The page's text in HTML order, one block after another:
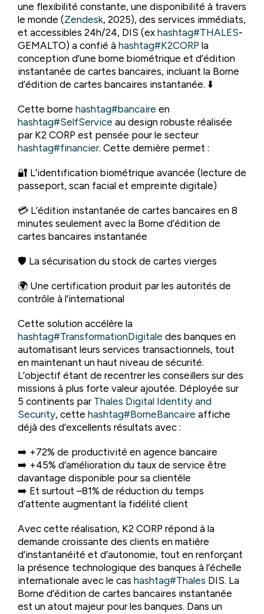
une flexibilité constante, une disponibilité à travers
le monde (Zendesk, 2025), des services immédiats,
et accessibles 24h/24, DIS (ex hashtag#THALES-
GEMALTO) a confié à hashtag#K2CORP la
conception d’une borne biométrique et d’édition
instantanée de cartes bancaires, incluant la Borne
d’édition de cartes bancaires instantanée. ⬇️
Cette borne hashtag#bancaire en
hashtag#SelfService au design robuste réalisée
par K2 CORP est pensée pour le secteur
hashtag#financier. Cette dernière permet :
🔐 L’identification biométrique avancée (lecture de
passeport, scan facial et empreinte digitale)
💳 L’édition instantanée de cartes bancaires en 8
minutes seulement avec la Borne d’édition de
cartes bancaires instantanée
🛡️ La sécurisation du stock de cartes vierges
🌍 Une certification produit par les autorités de
contrôle à l’international
Cette solution accélère la
hashtag#TransformationDigitale des banques en
automatisant leurs services transactionnels, tout
en maintenant un haut niveau de sécurité.
L’objectif étant de recentrer les conseillers sur des
missions à plus forte valeur ajoutée. Déployée sur
5 continents par Thales Digital Identity and
Security, cette hashtag#BorneBancaire affiche
déjà des d’excellents résultats avec :
➡️ +72% de productivité en agence bancaire
➡️ +45% d’amélioration du taux de service être
davantage disponible pour sa clientèle
➡️ Et surtout –81% de réduction du temps
d’attente augmentant la fidélité client
Avec cette réalisation, K2 CORP répond à la
demande croissante des clients en matière
d’instantanéité et d’autonomie, tout en renforçant
la présence technologique des banques à l’échelle
internationale avec le cas hashtag#Thales DIS. La
Borne d’édition de cartes bancaires instantanée
est un atout majeur pour les banques. Dans un